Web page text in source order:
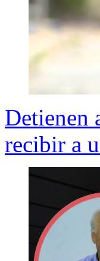
Detienen
recibir a